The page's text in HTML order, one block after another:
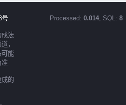
号
法
，
可能
准
成的
Processed: 0.014, SQL: 8